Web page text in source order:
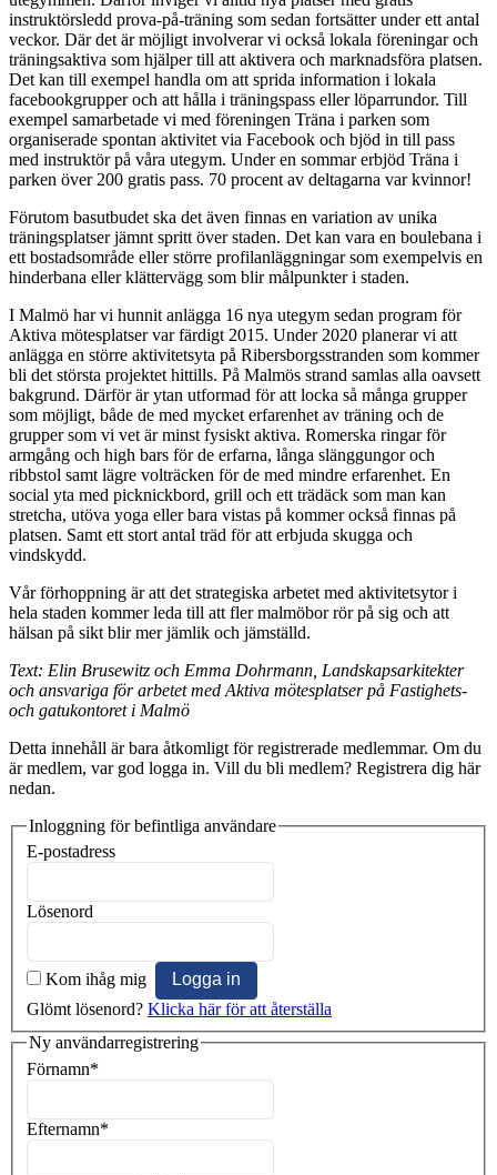
instruktörsledd prova-på-träning som sedan fortsätter under ett antal
veckor. Där det är möjligt involverar vi också lokala föreningar och
träningsaktiva som hjälper till att aktivera och marknadsföra platsen.
Det kan till exempel handla om att sprida information i lokala
facebookgrupper och att hålla i träningspass eller löparrundor. Till
exempel samarbetade vi med föreningen Träna i parken som
organiserade spontan aktivitet via Facebook och bjöd in till pass
med instruktör på våra utegym. Under en sommar erbjöd Träna i
parken över 200 gratis pass. 70 procent av deltagarna var kvinnor!
Förutom basutbudet ska det även finnas en variation av unika
träningsplatser jämnt spritt över staden. Det kan vara en boulebana i
ett bostadsområde eller större profilanläggningar som exempelvis en
hinderbana eller klättervägg som blir målpunkter i staden.
I Malmö har vi hunnit anlägga 16 nya utegym sedan program för
Aktiva mötesplatser var färdigt 2015. Under 2020 planerar vi att
anlägga en större aktivitetsyta på Ribersborgsstranden som kommer
bli det största projektet hittills. På Malmös strand samlas alla oavsett
bakgrund. Därför är ytan utformad för att locka så många grupper
som möjligt, både de med mycket erfarenhet av träning och de
grupper som vi vet är minst fysiskt aktiva. Romerska ringar för
armgång och high bars för de erfarna, långa slänggungor och
ribbstol samt lägre volträcken för de med mindre erfarenhet. En
social yta med picknickbord, grill och ett trädäck som man kan
stretcha, utöva yoga eller bara vistas på kommer också finnas på
platsen. Samt ett stort antal träd för att erbjuda skugga och
vindskydd.
Vår förhoppning är att det strategiska arbetet med aktivitetsytor i
hela staden kommer leda till att fler malmöbor rör på sig och att
hälsan på sikt blir mer jämlik och jämställd.
Text: Elin Brusewitz och Emma Dohrmann, Landskapsarkitekter
och ansvariga för arbetet med Aktiva mötesplatser på Fastighets-
och gatukontoret i Malmö
Detta innehåll är bara åtkomligt för registrerade medlemmar. Om du
är medlem, var god logga in. Vill du bli medlem? Registrera dig här
nedan.
Inloggning för befintliga användare
E-postadress
Lösenord
Kom ihåg mig
Glömt lösenord? Klicka här för att återställa
Ny användarregistrering
Förnamn*
Efternamn*